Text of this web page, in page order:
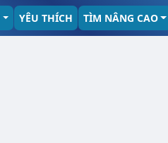
YÊU THÍCH TÌM NÂNG CAO